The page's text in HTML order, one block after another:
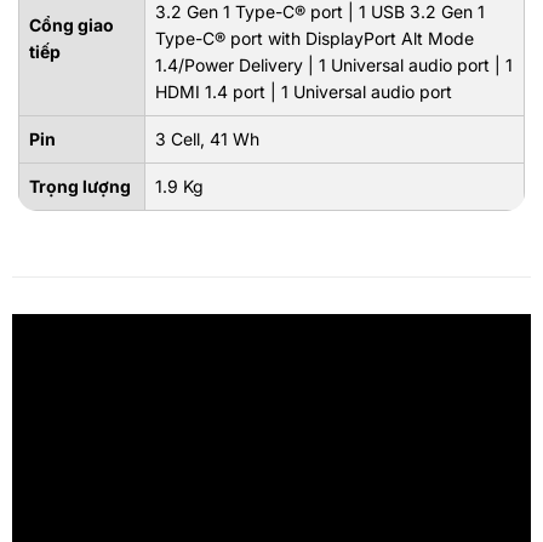
Cổng giao
tiếp
3.2 Gen 1 Type-C® port | 1 USB 3.2 Gen 1
Type-C® port with DisplayPort Alt Mode
1.4/Power Delivery | 1 Universal audio port | 1
HDMI 1.4 port | 1 Universal audio port
Pin 3 Cell, 41 Wh
Trọng lượng 1.9 Kg